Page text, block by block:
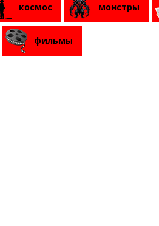
космос монстры
фильмы